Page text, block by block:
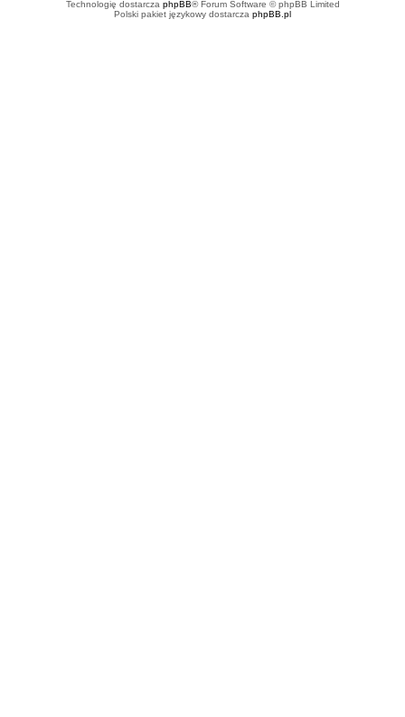
Technologię dostarcza phpBB® Forum Software © phpBB Limited
Polski pakiet językowy dostarcza phpBB.pl